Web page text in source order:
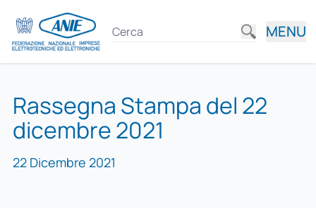
MENU
Rassegna Stampa del 22
dicembre 2021
22 Dicembre 2021